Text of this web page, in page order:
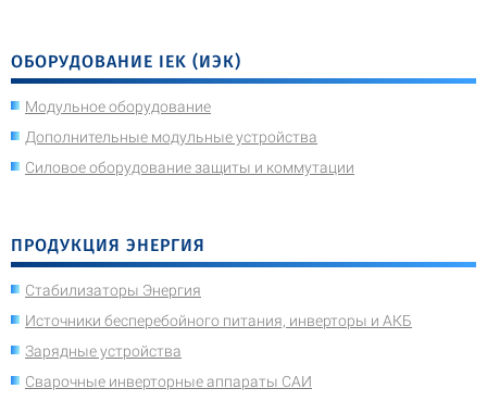
ОБОРУДОВАНИЕ IEK (ИЭК)
Модульное оборудование
Дополнительные модульные устройства
Силовое оборудование защиты и коммутации
ПРОДУКЦИЯ ЭНЕРГИЯ
Стабилизаторы Энергия
Источники бесперебойного питания, инверторы и АКБ
Зарядные устройства
Сварочные инверторные аппараты САИ